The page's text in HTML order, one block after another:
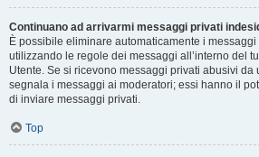
Continuano ad arrivarmi messaggi privati
È possibile eliminare automaticamente i
utilizzando le regole dei messaggi all’interno del
Utente. Se si ricevono messaggi privati ​​abusivi da
segnala i messaggi ai moderatori; essi hanno il
di inviare messaggi privati​​.
Top